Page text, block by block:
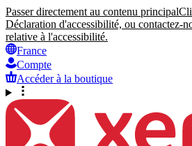
Passer directement au contenu principal
Déclaration d'accessibilité, ou contactez-
relative à l'accessibilité.
France
Compte
Accéder à la boutique